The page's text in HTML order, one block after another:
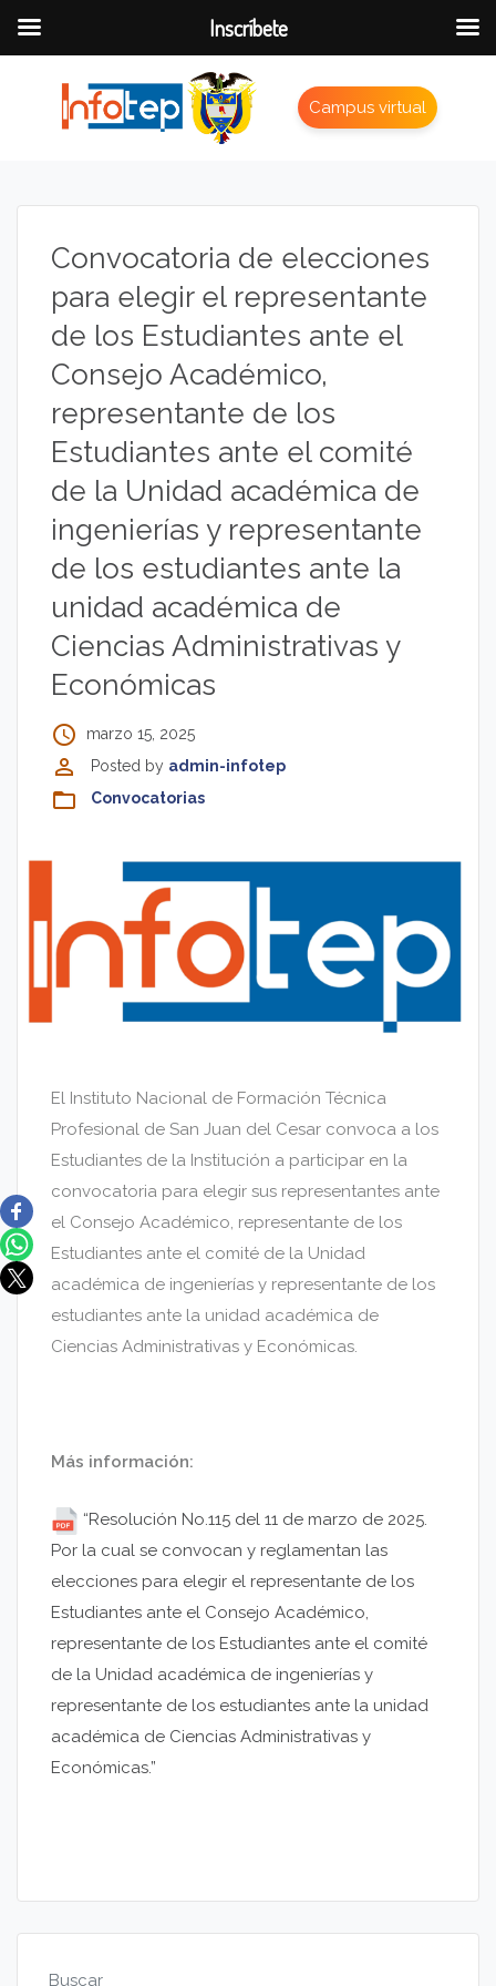
Campus virtual
Convocatoria de elecciones
para elegir el representante
de los Estudiantes ante el
Consejo Académico,
representante de los
Estudiantes ante el comité
de la Unidad académica de
ingenierías y representante
de los estudiantes ante la
unidad académica de
Ciencias Administrativas y
Económicas
access_time marzo 15, 2025
perm_identity Posted by admin-infotep
folder_open Convocatorias
El Instituto Nacional de Formación Técnica
Profesional de San Juan del Cesar convoca a los
Estudiantes de la Institución a participar en la
convocatoria para elegir sus representantes ante
el Consejo Académico, representante de los
Estudiantes ante el comité de la Unidad
académica de ingenierías y representante de los
estudiantes ante la unidad académica de
Ciencias Administrativas y Económicas.
Más información:
“Resolución No.115 del 11 de marzo de 2025.
Por la cual se convocan y reglamentan las
elecciones para elegir el representante de los
Estudiantes ante el Consejo Académico,
representante de los Estudiantes ante el comité
de la Unidad académica de ingenierías y
representante de los estudiantes ante la unidad
académica de Ciencias Administrativas y
Económicas.”
Buscar
Inscríbete